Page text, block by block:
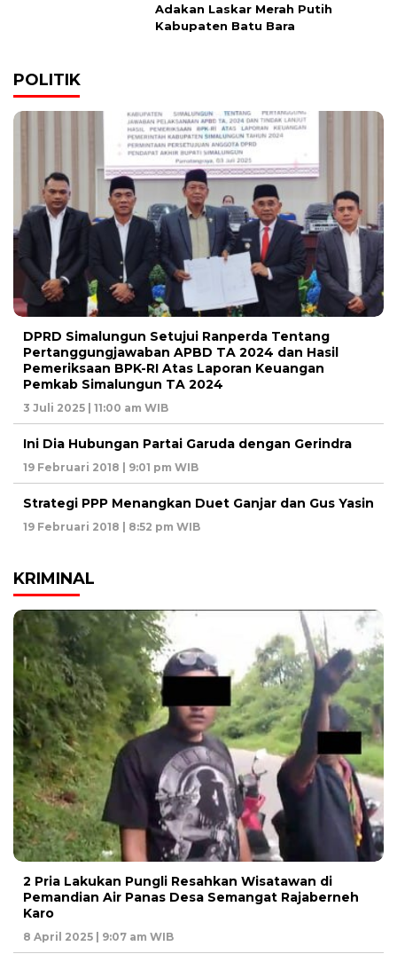
Adakan Laskar Merah Putih
Kabupaten Batu Bara
POLITIK
DPRD Simalungun Setujui Ranperda Tentang
Pertanggungjawaban APBD TA 2024 dan Hasil
Pemeriksaan BPK-RI Atas Laporan Keuangan
Pemkab Simalungun TA 2024
3 Juli 2025 | 11:00 am WIB
Ini Dia Hubungan Partai Garuda dengan Gerindra
19 Februari 2018 | 9:01 pm WIB
Strategi PPP Menangkan Duet Ganjar dan Gus Yasin
19 Februari 2018 | 8:52 pm WIB
KRIMINAL
2 Pria Lakukan Pungli Resahkan Wisatawan di
Pemandian Air Panas Desa Semangat Rajaberneh
Karo
8 April 2025 | 9:07 am WIB